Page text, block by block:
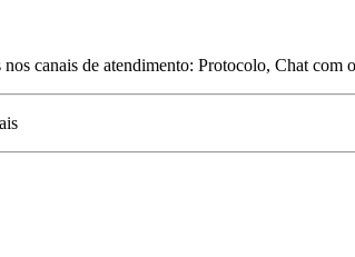
canais de atendimento: Protocolo, Chat com